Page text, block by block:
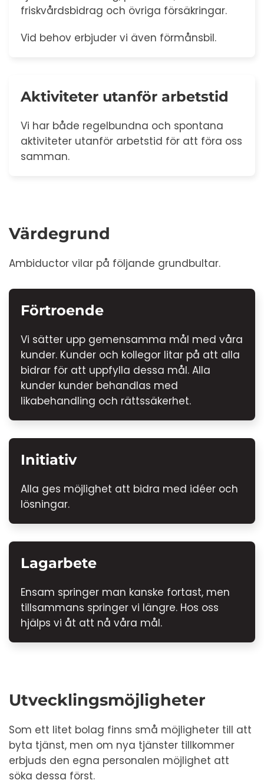
friskvårdsbidrag och övriga försäkringar.
Vid behov erbjuder vi även förmånsbil.
Aktiviteter utanför arbetstid
Vi har både regelbundna och spontana
aktiviteter utanför arbetstid för att föra oss
samman.
Värdegrund
Ambiductor vilar på följande grundbultar.
Förtroende
Vi sätter upp gemensamma mål med våra
kunder. Kunder och kollegor litar på att alla
bidrar för att uppfylla dessa mål. Alla
kunder kunder behandlas med
likabehandling och rättssäkerhet.
Initiativ
Alla ges möjlighet att bidra med idéer och
lösningar.
Lagarbete
Ensam springer man kanske fortast, men
tillsammans springer vi längre. Hos oss
hjälps vi åt att nå våra mål.
Utvecklingsmöjligheter
Som ett litet bolag finns små möjligheter till att
byta tjänst, men om nya tjänster tillkommer
erbjuds den egna personalen möjlighet att
söka dessa först.